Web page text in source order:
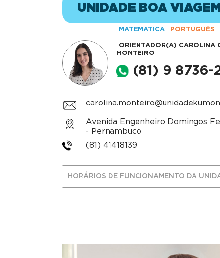
UNIDADE BOA
MATEMÁTICA PORTUGUÊS
ORIENTADOR(A) CAROLINA
MONTEIRO
(81) 9 8736-
Avenida Engenheiro Domingos
- Pernambuco
(81) 41418139
HORÁRIOS DE FUNCIONAMENTO DA